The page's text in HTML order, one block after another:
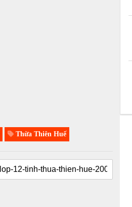
Thừa Thiên Huế